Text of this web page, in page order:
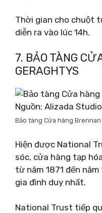
Thời gian cho chuột
diễn ra vào lúc 14h.
7. BẢO TÀNG
GERAGHTYS
Nguồn: Alizada
Bảo tàng Cửa hàng
Hiện được National
sóc, cửa hàng tạp
từ năm 1871 đến
gia đình duy nhất.
National Trust tiếp